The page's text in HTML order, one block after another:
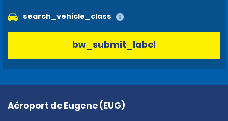
search_vehicle_class
bw_submit_label
Aéroport de Eugene (EUG)